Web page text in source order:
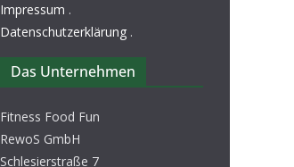
Impressum .
Datenschutzerklärung .
Das Unternehmen
Fitness Food Fun
RewoS GmbH
Schlesierstraße 7